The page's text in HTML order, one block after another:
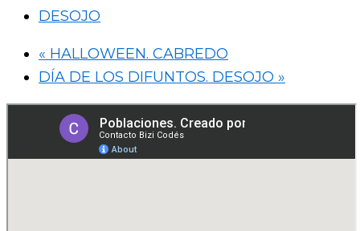
DESOJO
« HALLOWEEN. CABREDO
DÍA DE LOS DIFUNTOS. DESOJO »